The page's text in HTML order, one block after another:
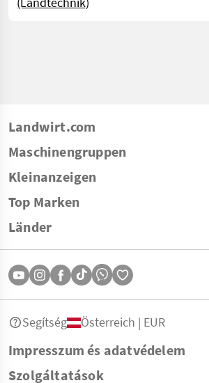
Landwirt.com
Maschinengruppen
Kleinanzeigen
Top Marken
Länder
Impresszum és adatvédelem
Szolgáltatások
Segítség Österreich | EUR